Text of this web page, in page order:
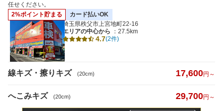
任せください。
2%ポイント貯まる
カード払いOK
埼玉県秩父市上宮地町22-16
エリアの中心から
：27.5km
4.7(2件)
線キズ・擦りキズ (20cm) 17,600円～
へこみキズ (20cm) 29,700円～